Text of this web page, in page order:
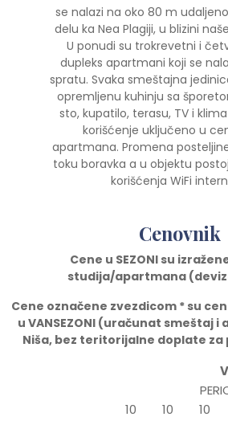
se nalazi na oko 80 m
delu ka Nea Plagiji, u blizini
U ponudi su trokrevetni i
dupleks apartmani koji se
spratu. Svaka smeštajna
opremljenu kuhinju sa
sto, kupatilo, terasu, TV i
korišćenje uključeno u
apartmana. Promena
toku boravka a u objektu
korišćenja WiFi
Cenovnik
Cene u SEZONI su
studija/apartmana
Cene označene zvezdicom * su
u VANSEZONI (uračunat smeštaj i
Niša, bez teritorijalne doplate za
10
10 10